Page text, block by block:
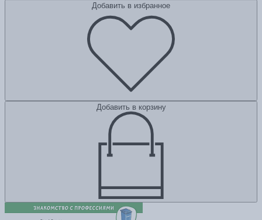
Добавить в избранное
Добавить в корзину